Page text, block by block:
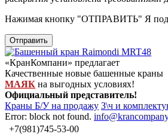
Нажимая кнопку "ОТПРАВИТЬ" Я
Отправить
«КранКомпани» предлагает
Качественные новые башенные краны
МАЯК на выгодных условиях!
Официальный представитель!
Краны Б/У на продажу З\ч и
Error: block not found.
+7(981)745-53-00